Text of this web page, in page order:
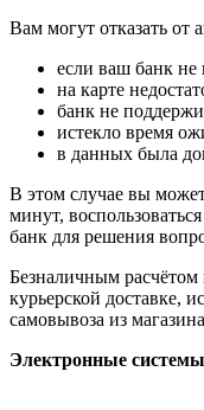
Вам могут отказать от
если ваш банк не
на карте
банк не
истекло время
в данных была
В этом случае вы
минут,
банк для решения
Безналичным расчётом
курьерской доставке,
самовывоза из
Электронные системы